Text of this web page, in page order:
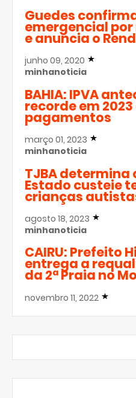
Guedes
emergencial
e anuncia o
junho 09, 2020
minhanoticia
BAHIA: IPVA
recorde em
pagamentos
março 01, 2023
minhanoticia
TJBA determina
Estado custeie
crianças
agosto 18, 2023
minhanoticia
CAIRU: Prefeito
entrega a
da 2ª Praia no
novembro 11, 2022